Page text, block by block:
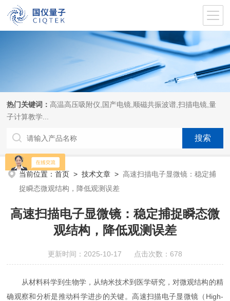
热门关键词： 高温高压吸附仪,国产电镜,顺磁共振波谱,扫描电镜,量
子计算教学...
当前位置：首页 >技术文章 > 高速扫描电子显微镜：稳定捕
捉瞬态微观结构，降低观测误差
高速扫描电子显微镜：稳定捕捉瞬态微
观结构，降低观测误差
更新时间：2025-10-17 点击次数：678
从材料科学到生物学，从纳米技术到医学研究，对微观结构的精
确观察和分析是推动科学进步的关键。高速扫描电子显微镜（High-